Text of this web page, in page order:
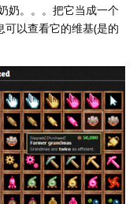
奶。。。把它当成一个
以查看它的维基(是的